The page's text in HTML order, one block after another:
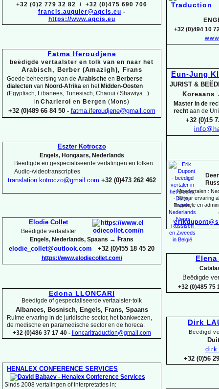
+32 (0)494 10
Eun-Jung
JURIST &
Koreaans
Master in de
recht aan de
+32 (0)15
-Moedertalen :
-30 jaar ervaring
financiële en
Beëdigde
+32 (0)485 75
Dirk
Beëdigd
+32 (0)56
+32 (0)2 779 32 82 / +32 (0)475 690 706
francis.auquier@aqcis.eu -
https://www.aqcis.eu
Fatma Iferoudjene
beëdigde vertaalster en tolk van en naar het
Arabisch, Berber (Amazigh), Frans
Goede beheersing van de Arabische en Berberse
dialecten van Noord-Afrika en hetMidden-Oosten
(Egyptisch, Libanees, Tunesisch, Chaoui / Shawiya...)
in Charleroi en Bergen (Mons)
+32 (0)489 66 84 50 - fatma.iferoudjene@gmail.com
Eszter Kotroczo
Engels, Hongaars, Nederlands
Beëdigde en gespecialiseerde vertalingen en tolken
Audio-/videotranscripties
translation.kotroczo@gmail.com +32 (0)473 262 462
Elodie Collet
Beëdigde vertaalster
Engels, Nederlands, Spaans → Frans
elodie_collet@outlook.com +32 (0)455 18 45 20
https://www.elodiecollet.com/
Edona LLONCARI
Beëdigde of gespecialiseerde vertaalster-tolk
Albanees, Bosnisch, Engels, Frans, Spaans
Ruime ervaring in de juridische sector, het bankwezen,
de medische en paramedische sector en de horeca.
+32 (0)486 37 17 40 -
lloncaritraduction@gmail.com
HENALEX CONFERENCE SERVICES
Sinds 2008 vertalingen of interpretaties in: